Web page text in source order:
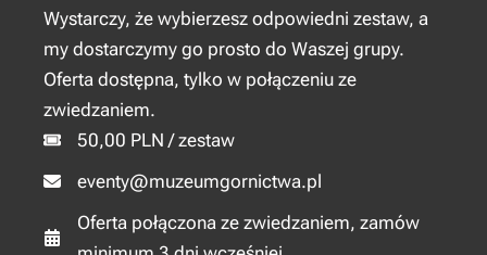
Wystarczy, że wybierzesz odpowiedni zestaw, a
my dostarczymy go prosto do Waszej grupy.
Oferta dostępna, tylko w połączeniu ze
zwiedzaniem.
50,00 PLN / zestaw
eventy@muzeumgornictwa.pl
Oferta połączona ze zwiedzaniem, zamów